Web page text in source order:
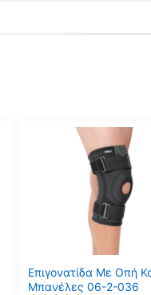
Επιγονατίδα Με Οπή
Μπανέλες 06-2-036
πολλαπλές
παραλλαγές.
μπορούν
να